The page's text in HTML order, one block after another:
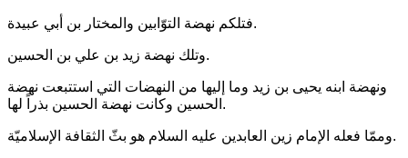
فتلكم نهضة التوّابين والمختار بن أبي عبيدة.
وتلك نهضة زيد بن علي بن الحسين.
ونهضة ابنه يحيى بن زيد وما إليها من النهضات التي استتبعت نهضة
الحسين وكانت نهضة الحسين بذراً لها.
وممّا فعله الإمام زين العابدين عليه السلام هو بثّ الثقافة الإسلاميّة.